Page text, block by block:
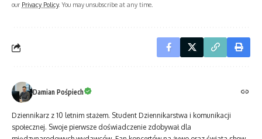
our Privacy Policy. You may unsubscribe at any time.
Damian Pośpiech
Dziennikarz z 10 letnim stażem. Student Dziennikarstwa i komunikacji
społecznej. Swoje pierwsze doświadczenie zdobywał dla